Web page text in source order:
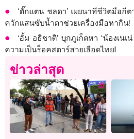
‘ตั๊กแตน ชลดา’ เผยนาทีชีวิตมือกีต
ควักแสนซับน้ำตาช่วยเครื่องมือหากิน!
‘อั้ม อธิชาติ’ บุกภูเก็ตหา ‘น้องเนเ
ความเป็นร็อคสตาร์สายเลือดไทย!
ข่าวล่าสุด